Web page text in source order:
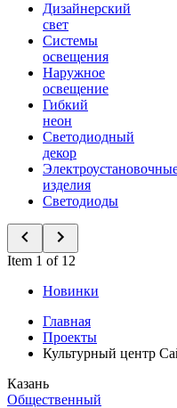
Дизайнерский
свет
Системы
освещения
Наружное
освещение
Гибкий
неон
Светодиодный
декор
изделия
Светодиоды
Item 1 of 12
Новинки
Главная
Проекты
Культурный центр
Казань
Общественный